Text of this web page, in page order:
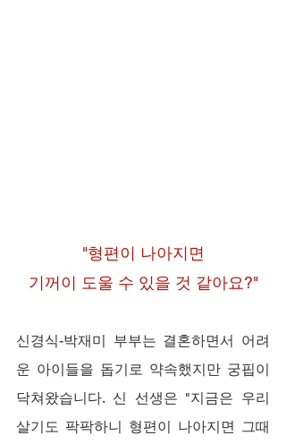
"형편이 나아지면
기꺼이 도울 수 있을 것 같아요?"
신경식-박재미 부부는 결혼하면서 어려
운 아이들을 돕기로 약속했지만 궁핍이
닥쳐왔습니다. 신 선생은 "지금은 우리
살기도 팍팍하니 형편이 나아지면 그때